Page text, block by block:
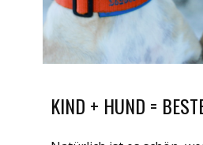
KIND + HUND =